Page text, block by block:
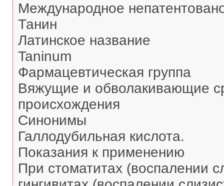
Международное
Танин
Латинское название
Taninum
Фармацевтическая группа
Вяжущие и обволакивающие
происхождения
Синонимы
Галлодубильная кислота.
Показания к применению
При стоматитах (воспалении